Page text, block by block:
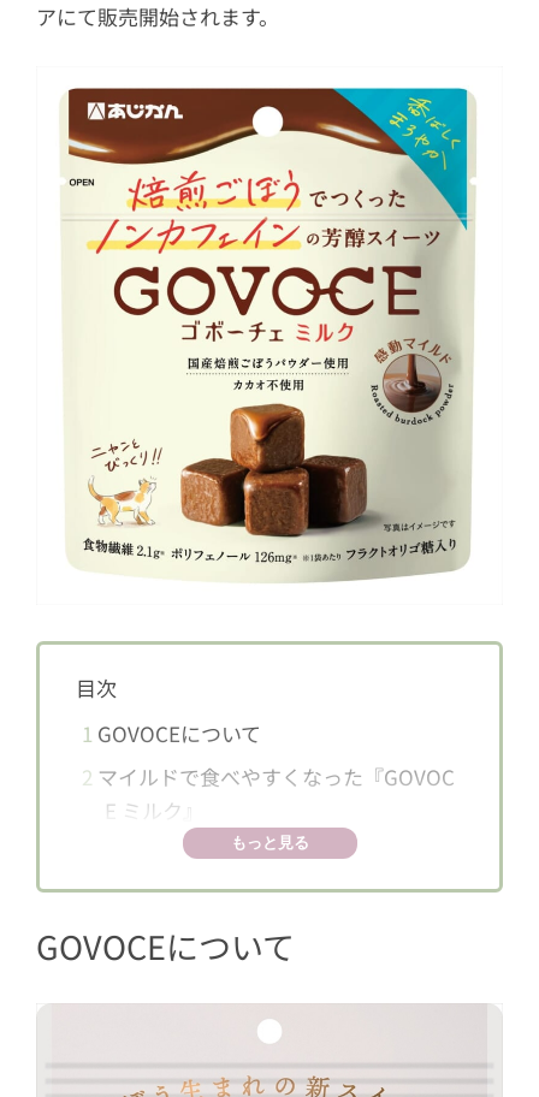
アにて販売開始されます。
目次
1 GOVOCEについて
2 マイルドで食べやすくなった『GOVOC
E ミルク』
もっと見る
GOVOCEについて